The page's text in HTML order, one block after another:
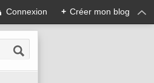
Connexion + Créer mon blog